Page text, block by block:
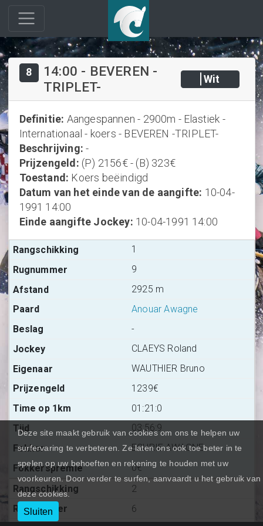
8 14:00 - BEVEREN -
TRIPLET-
Wit
Definitie: Aangespannen - 2900m - Elastiek -
Internationaal - koers - BEVEREN -TRIPLET-
Beschrijving: -
Prijzengeld : (P) 2156€ - (B) 323€
Toestand : Koers beëindigd
Datum van het einde van de aangifte: 10-04-
1991 14:00
Einde aangifte Jockey: 10-04-1991 14:00
1
9
2925 m
Anouar Awagne
-
CLAEYS Roland
WAUTHIER Bruno
1239€
01:21:0
03:56:9
ECURIE AWAGNE
0€
2
6
Deze site maakt gebruik van cookies om ons te helpen uw
surfervaring te verbeteren. Ze laten ons ook toe beter in te
spelen op uw behoeften en rekening te houden met uw
voorkeuren. Door verder te surfen, aanvaardt u het gebruik van
deze cookies.
Sluiten